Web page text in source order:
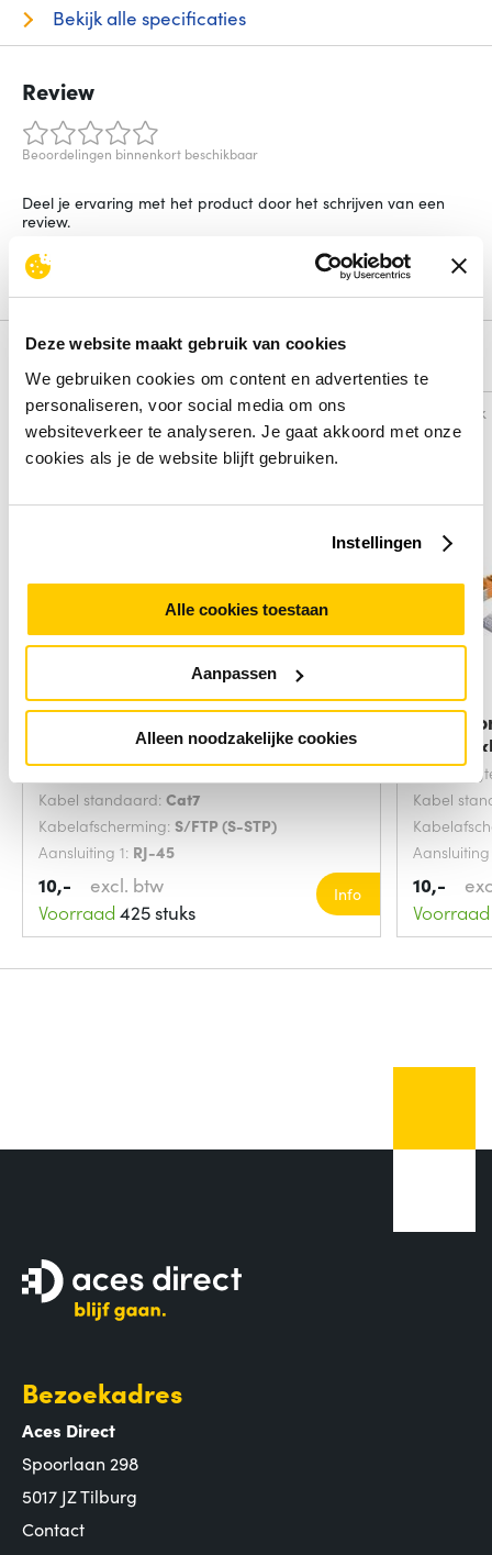
Deze website maakt gebruik van cookies
We gebruiken cookies om content en advertenties te
personaliseren, voor social media om ons
websiteverkeer te analyseren. Je gaat akkoord met onze
cookies als je de website blijft gebruiken.
Instellingen
Alle cookies toestaan
Aanpassen
Alleen noodzakelijke cookies
Bekijk alle specificaties
Review
Beoordelingen binnenkort beschikbaar
Deel je ervaring met het product door het schrijven van een
review.
Schrijf een review
Alternatieven
Vergelijk
Microconnect SFTP702G
netwerkkabel Groen 2
Snoerlengte:2 Meters
Kabel standaard: Cat7
Kabelafscherming: S/FTP (S-STP)
Aansluiting 1: RJ-45
10,-
excl. btw
Voorraad 425 stuks
Info
Vergelijk
Kabel
10,-
Voorraad
Bezoekadres
Aces Direct
Spoorlaan 298
5017 JZ Tilburg
Contact